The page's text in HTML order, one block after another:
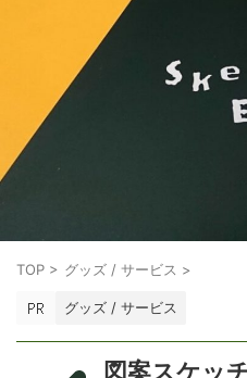
TOP > グッズ / サービス >
グッズ / サービス
図案スケッ